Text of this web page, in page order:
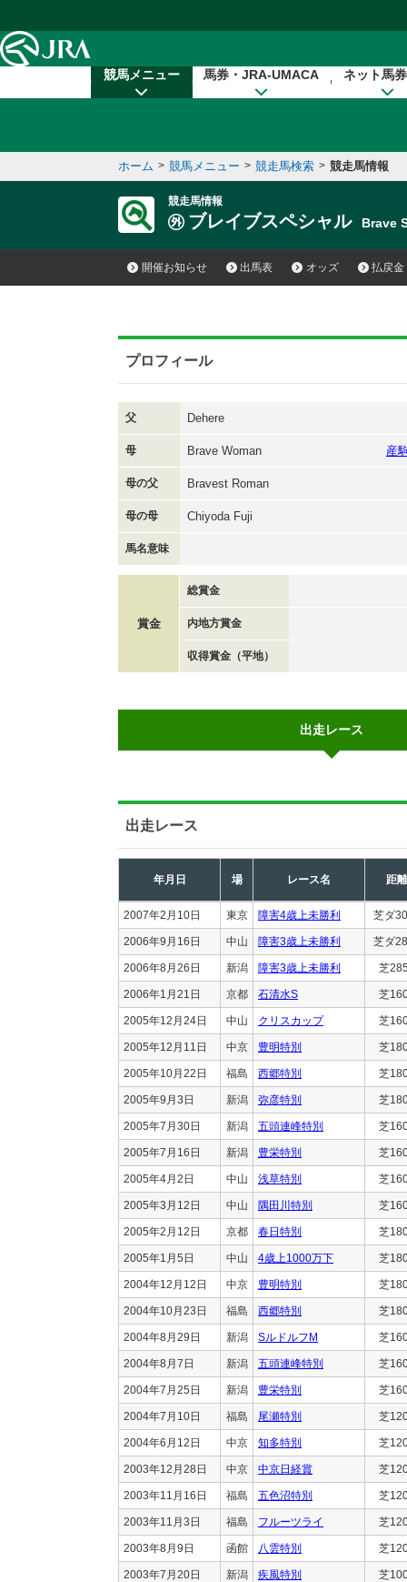
競馬メニュー 馬券・JRA-UMACA ネット馬
ホーム > 競馬メニュー > 競走馬検索 > 競走馬情報
競走馬情報
ブレイブスペシャル Brave
開催お知らせ 出馬表 オッズ 払戻金
プロフィール
父 Dehere
母 Brave Woman 産
母の父 Bravest Roman
母の母 Chiyoda Fuji
馬名意味
賞金
総賞金
内地方賞金
収得賞金（平地）
出走レース
出走レース
年月日 場 レース名 距離
2007年2月10日 東京 障害4歳上未勝利 芝ダ
2006年9月16日 中山 障害3歳上未勝利 芝ダ
2006年8月26日 新潟 障害3歳上未勝利 芝
2006年1月21日 京都 石清水S 芝
2005年12月24日 中山 クリスカップ 芝
2005年12月11日 中京 豊明特別 芝
2005年10月22日 福島 西郷特別 芝
2005年9月3日 新潟 弥彦特別 芝
2005年7月30日 新潟 五頭連峰特別 芝
2005年7月16日 新潟 豊栄特別 芝
2005年4月2日 中山 浅草特別 芝
2005年3月12日 中山 隅田川特別 芝
2005年2月12日 京都 春日特別 芝
2005年1月5日 中山 4歳上1000万下 芝
2004年12月12日 中京 豊明特別 芝
2004年10月23日 福島 西郷特別 芝
2004年8月29日 新潟 SルドルフM 芝
2004年8月7日 新潟 五頭連峰特別 芝
2004年7月25日 新潟 豊栄特別 芝
2004年7月10日 福島 尾瀬特別 芝
2004年6月12日 中京 知多特別 芝
2003年12月28日 中京 中京日経賞 芝
2003年11月16日 福島 五色沼特別 芝
2003年11月3日 福島 フルーツライ 芝
2003年8月9日 函館 八雲特別 芝
2003年7月20日 新潟 疾風特別 芝